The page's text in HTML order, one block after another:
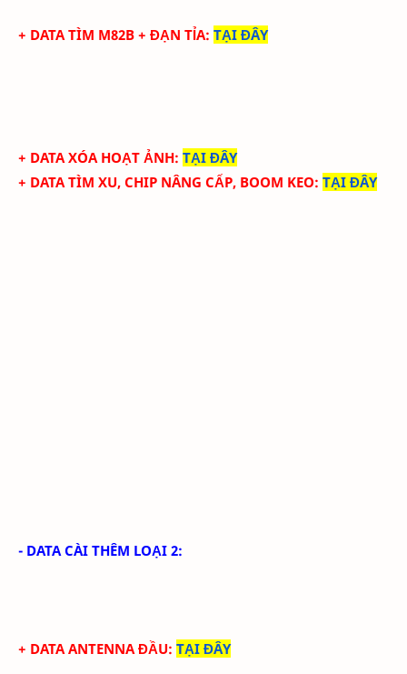
+ DATA TÌM M82B + ĐẠN TỈA: TẠI ĐÂY
+ DATA XÓA HOẠT ẢNH: TẠI ĐÂY
+ DATA TÌM XU, CHIP NÂNG CẤP, BOOM KEO: TẠI ĐÂY
- DATA CÀI THÊM LOẠI 2:
+ DATA ANTENNA ĐẦU: TẠI ĐÂY